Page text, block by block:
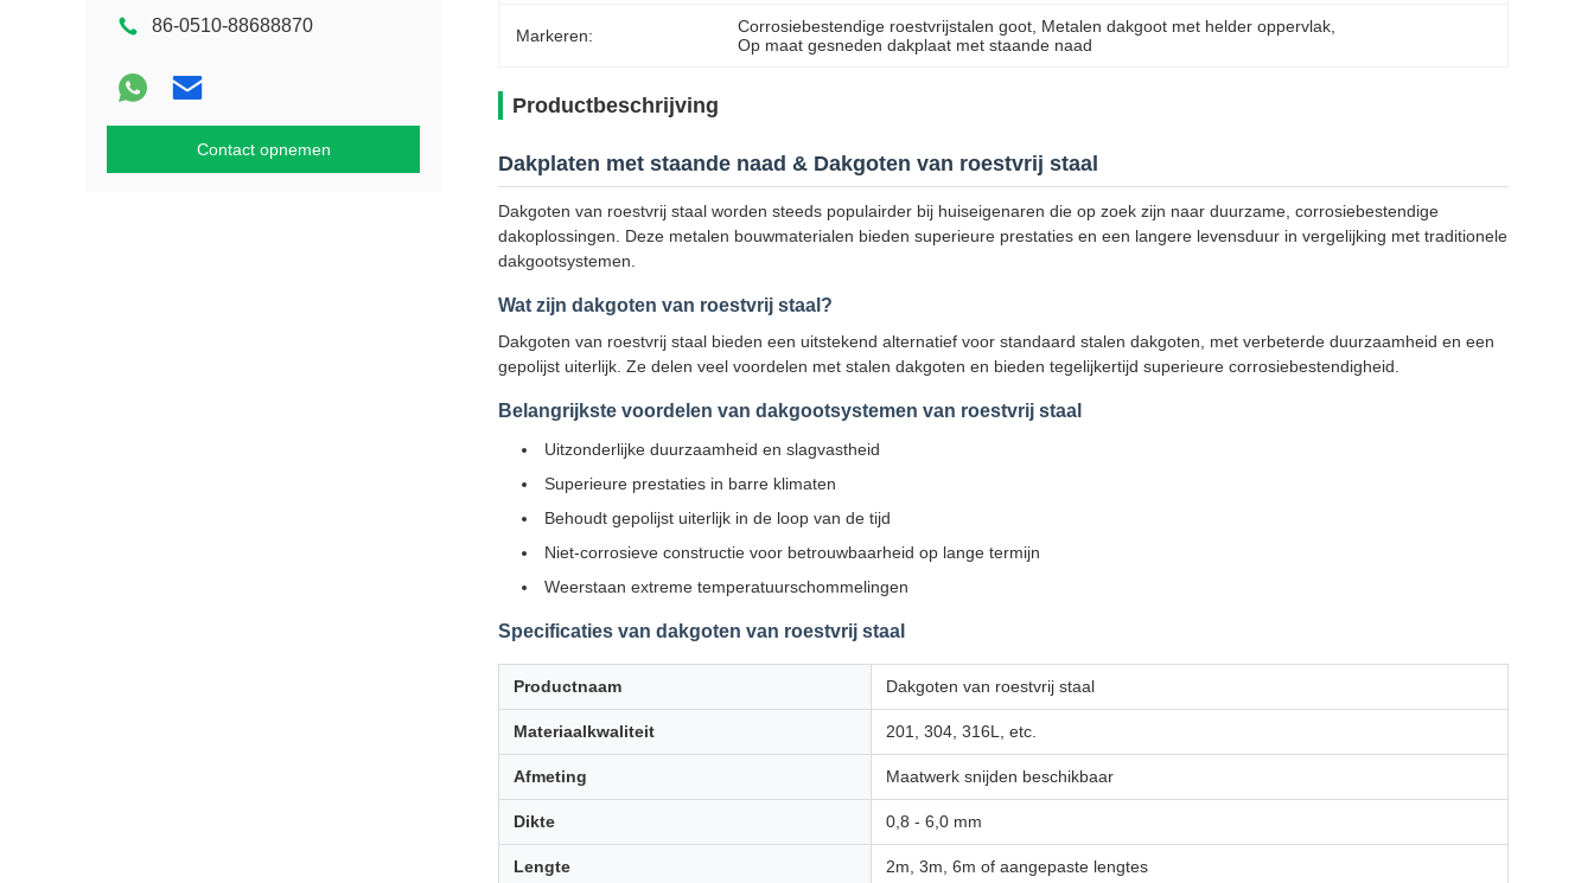
86-0510-88688870
Contact opnemen
Markeren: Corrosiebestendige roestvrijstalen goot Metalen dakgoot met helder oppervlak
Op maat gesneden dakplaat met staande naad
Productbeschrijving
Dakplaten met staande naad & Dakgoten van roestvrij staal
Dakgoten van roestvrij staal worden steeds populairder bij huiseigenaren die op zoek zijn naar duurzame, corrosiebestendige
dakoplossingen. Deze metalen bouwmaterialen bieden superieure prestaties en een langere levensduur in vergelijking met traditionele
dakgootsystemen.
Wat zijn dakgoten van roestvrij staal?
Dakgoten van roestvrij staal bieden een uitstekend alternatief voor standaard stalen dakgoten, met verbeterde duurzaamheid en een
gepolijst uiterlijk. Ze delen veel voordelen met stalen dakgoten en bieden tegelijkertijd superieure corrosiebestendigheid.
Belangrijkste voordelen van dakgootsystemen van roestvrij staal
Uitzonderlijke duurzaamheid en slagvastheid
Superieure prestaties in barre klimaten
Behoudt gepolijst uiterlijk in de loop van de tijd
Niet-corrosieve constructie voor betrouwbaarheid op lange termijn
Weerstaan extreme temperatuurschommelingen
Specificaties van dakgoten van roestvrij staal
Productnaam Dakgoten van roestvrij staal
Materiaalkwaliteit 201, 304, 316L, etc.
Afmeting Maatwerk snijden beschikbaar
Dikte 0,8 - 6,0 mm
Lengte 2m, 3m, 6m of aangepaste lengtes